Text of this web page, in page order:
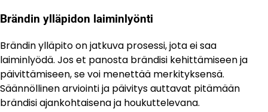
Brändin ylläpidon laiminlyönti
Brändin ylläpito on jatkuva prosessi, jota ei saa
laiminlyödä. Jos et panosta brändisi kehittämiseen ja
päivittämiseen, se voi menettää merkityksensä.
Säännöllinen arviointi ja päivitys auttavat pitämään
brändisi ajankohtaisena ja houkuttelevana.